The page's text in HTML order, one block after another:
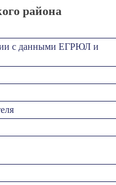
района
с данными ЕГРЮЛ и